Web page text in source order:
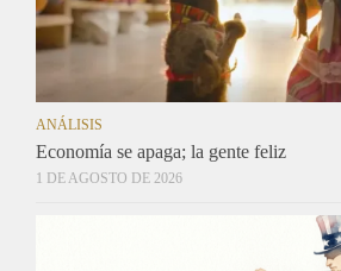
ANÁLISIS
Economía se apaga; la gente feliz
1 DE AGOSTO DE 2026